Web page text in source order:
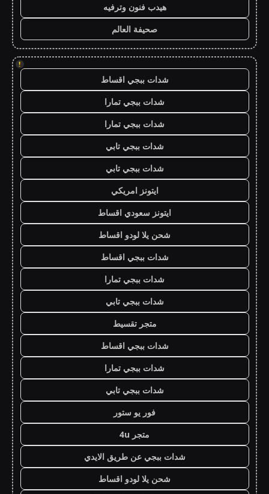
هيدب فنون وترفيه
صحيفة العالم
!
شدات ببجي اقساط
شدات ببجي تمارا
شدات ببجي تمارا
شدات ببجي تابي
شدات ببجي تابي
ايتونز امريكي
ايتونز سعودي اقساط
شحن يلا لودو اقساط
شدات ببجي اقساط
شدات ببجي تمارا
شدات ببجي تابي
متجر تقسيط
شدات ببجي اقساط
شدات ببجي تمارا
شدات ببجي تابي
فور يو ستور
متجر 4u
شدات ببجي عن طريق الايدي
شحن يلا لودو اقساط